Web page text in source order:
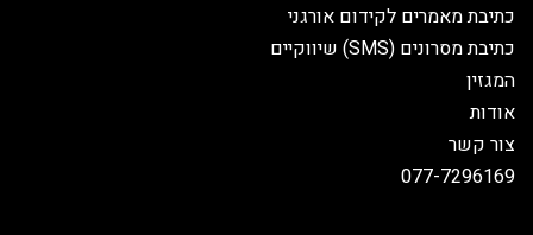
כתיבת מאמרים לקידום אורגני
כתיבת מסרונים (SMS) שיווקיים
המגזין
אודות
צור קשר
077-7296169